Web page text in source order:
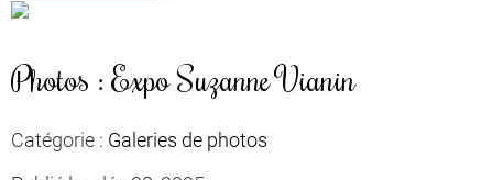
Photos : Expo Suzanne Vianin
Catégorie : Galeries de photos